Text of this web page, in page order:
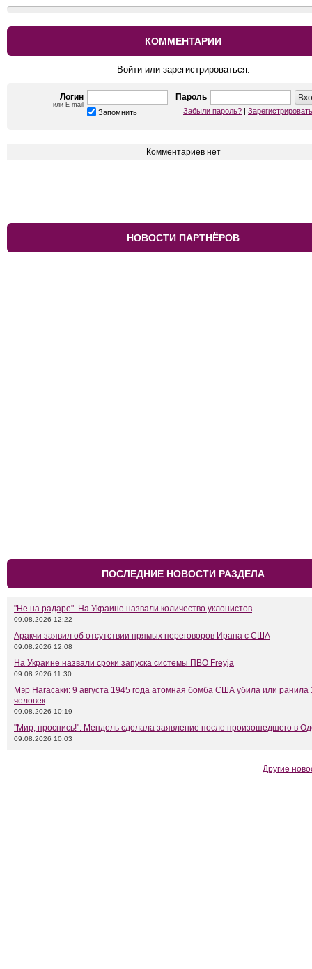
КОММЕНТАРИИ
Войти или зарегистрироваться.
Логин
или E-mail
Пароль
Запомнить Забыли пароль? |
Комментариев нет
НОВОСТИ ПАРТНЁРОВ
ПОСЛЕДНИЕ НОВОСТИ РАЗДЕЛА
"Не на радаре". На Украине назвали количество уклонистов
09.08.2026 12:22
Аракчи заявил об отсутствии прямых переговоров Ирана с США
09.08.2026 12:08
На Украине назвали сроки запуска системы ПВО Freyja
09.08.2026 11:30
Мэр Нагасаки: 9 августа 1945 года атомная бомба США убила или ранила
человек
09.08.2026 10:19
"Мир, проснись!". Мендель сделала заявление после произошедшего в
09.08.2026 10:03
Другие